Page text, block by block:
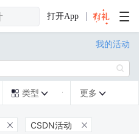
打开App
我的活动

 类型  更多 
 CSDN活动 